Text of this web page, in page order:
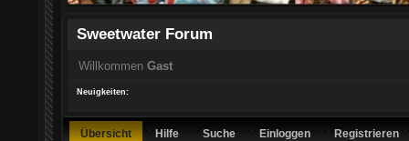
Sweetwater Forum
Willkommen Gast
Neuigkeiten:
Übersicht Hilfe Suche Einloggen Registrieren